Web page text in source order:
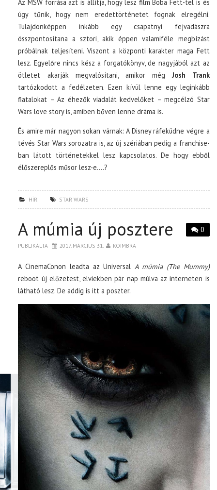
Az MSW forrása azt is állítja, hogy lesz film Boba Fett-tel is és
úgy tűnik, hogy nem eredettörténetet fognak elregélni.
Tulajdonképpen inkább egy csapatnyi fejvadászra
összpontosítana a sztori, akik éppen valamiféle megbízást
próbálnak teljesíteni. Viszont a központi karakter maga Fett
lesz. Egyelőre nincs kész a forgatókönyv, de nagyjából azt az
ötletet akarják megvalósítani, amikor mégJosh Trank
tartózkodott a fedélzeten. Ezen kívül lenne egy leginkább
fiatalokat – Az éhezők viadalát kedvelőket – megcélzó Star
Wars love story is, amiben bőven lenne dráma is.
És amire már nagyon sokan várnak: A Disney ráfeküdne végre a
tévés Star Wars sorozatra is, az új szériában pedig a franchise-
ban látott történetekkel lesz kapcsolatos. De hogy ebből
élőszereplős műsor lesz-e….?
HÍR STAR WARS
0
A múmia új posztere
PUBLIKÁLTA 2017. MÁRCIUS 31. KOIMBRA
A CinemaConon leadta az Universal A múmia (The Mummy)
reboot új előzetest, elviekben pár nap múlva az interneten is
látható lesz. De addig is itt a poszter.